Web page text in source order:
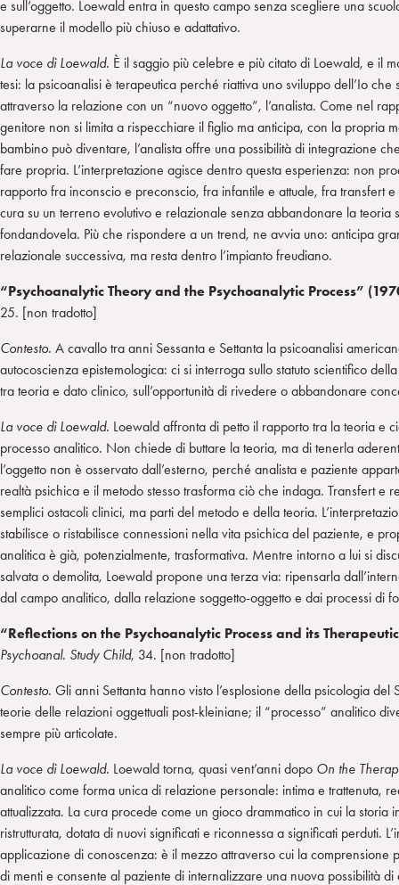
e sull’oggetto. Loewald entra in questo campo senza scegliere una
superarne il modello più chiuso e adattativo.
La voce di Loewald. È il saggio più celebre e più citato di Loewald, e il
tesi: la psicoanalisi è terapeutica perché riattiva uno sviluppo dell’Io che
attraverso la relazione con un “nuovo oggetto”, l’analista. Come nel
genitore non si limita a rispecchiare il figlio ma anticipa, con la propria
bambino può diventare, l’analista offre una possibilità di integrazione
fare propria. L’interpretazione agisce dentro questa esperienza: non
rapporto fra inconscio e preconscio, fra infantile e attuale, fra transfert
cura su un terreno evolutivo e relazionale senza abbandonare la teoria
fondandovela. Più che rispondere a un trend, ne avvia uno: anticipa
relazionale successiva, ma resta dentro l’impianto freudiano.
“Psychoanalytic Theory and the Psychoanalytic Process”
25. [non tradotto]
Contesto. A cavallo tra anni Sessanta e Settanta la psicoanalisi
autocoscienza epistemologica: ci si interroga sullo statuto scientifico
tra teoria e dato clinico, sull’opportunità di rivedere o abbandonare
La voce di Loewald. Loewald affronta di petto il rapporto tra la teoria e
processo analitico. Non chiede di buttare la teoria, ma di tenerla
l’oggetto non è osservato dall’esterno, perché analista e paziente
realtà psichica e il metodo stesso trasforma ciò che indaga. Transfert e
semplici ostacoli clinici, ma parti del metodo e della teoria.
stabilisce o ristabilisce connessioni nella vita psichica del paziente, e
analitica è già, potenzialmente, trasformativa. Mentre intorno a lui si
salvata o demolita, Loewald propone una terza via: ripensarla
dal campo analitico, dalla relazione soggetto-oggetto e dai processi di
“Reflections on the Psychoanalytic Process and its
Psychoanal. Study Child, 34. [non tradotto]
Contesto. Gli anni Settanta hanno visto l’esplosione della psicologia del
teorie delle relazioni oggettuali post-kleiniane; il “processo” analitico
sempre più articolate.
La voce di Loewald. Loewald torna, quasi vent’anni dopo On the
analitico come forma unica di relazione personale: intima e trattenuta,
attualizzata. La cura procede come un gioco drammatico in cui la storia
ristrutturata, dotata di nuovi significati e riconnessa a significati perduti.
applicazione di conoscenza: è il mezzo attraverso cui la comprensione
di menti e consente al paziente di internalizzare una nuova possibilità